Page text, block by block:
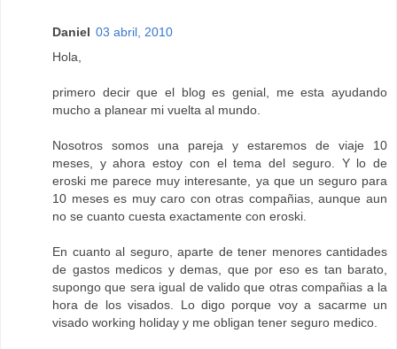
Daniel 03 abril, 2010
Hola,
primero decir que el blog es genial, me esta ayudando
mucho a planear mi vuelta al mundo.
Nosotros somos una pareja y estaremos de viaje 10
meses, y ahora estoy con el tema del seguro. Y lo de
eroski me parece muy interesante, ya que un seguro para
10 meses es muy caro con otras compañias, aunque aun
no se cuanto cuesta exactamente con eroski.
En cuanto al seguro, aparte de tener menores cantidades
de gastos medicos y demas, que por eso es tan barato,
supongo que sera igual de valido que otras compañias a la
hora de los visados. Lo digo porque voy a sacarme un
visado working holiday y me obligan tener seguro medico.